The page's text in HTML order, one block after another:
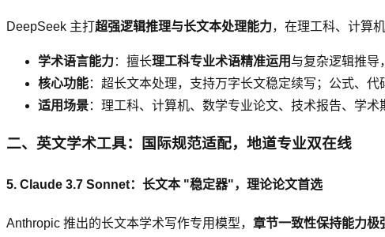
DeepSeek 主打超强逻辑推理与长文本处理能力，在理工科、计算
学术语言能力：擅长理工科专业术语精准运用 与复杂逻辑推导
核心功能：超长文本处理，支持万字长文稳定续写；公式、
适用场景：理工科、计算机、数学专业论文、技术报告、学术
二、英文学术工具：国际规范适配，地道专业双在线
5. Claude 3.7 Sonnet：长文本 "稳定器"，理论论文首选
Anthropic 推出的长文本学术写作专用模型， 章节一致性保持能力极